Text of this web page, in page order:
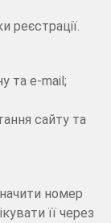
реєстрації.
та e-mail;
сайту та
номер
її через